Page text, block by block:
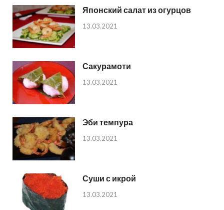
Японский салат из огурцов
13.03.2021
Сакурамоти
13.03.2021
Эби темпура
13.03.2021
Суши с икрой
13.03.2021